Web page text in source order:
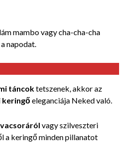
mambo vagy cha-cha-cha
a napodat.
táncoktetszenek, akkor az
keringőeleganciája Neked való.
vacsoráról vagy szilveszteri
a keringő minden pillanatot